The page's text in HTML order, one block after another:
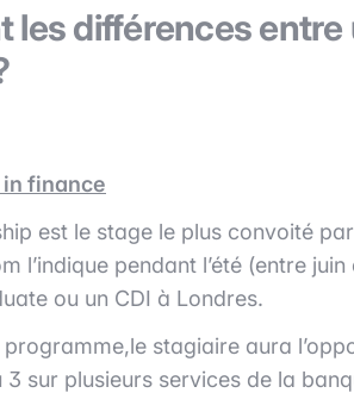
les différences
finance
est le stage le plus convoité
l’indique pendant l’été (entre
ou un CDI à Londres.
stagiaire aura
3 sur plusieurs services de la